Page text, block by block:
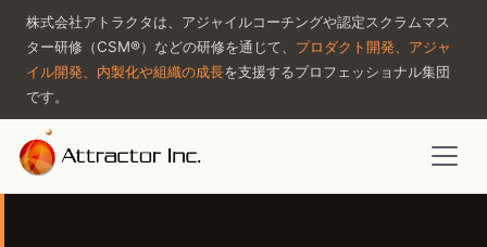
株式会社アトラクタは、アジャイルコーチングや認定スクラムマス
ター研修（CSM®）などの研修を通じて、 プロダクト開発、アジャ
イル開発、内製化や組織の成長を支援するプロフェッショナル集団
です。